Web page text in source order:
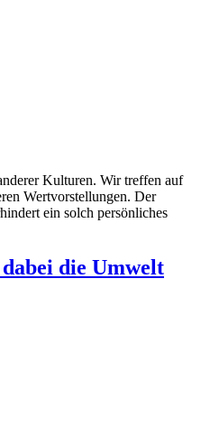
Kulturen. Wir treffen auf
Wertvorstellungen. Der
ein solch persönliches
die Umwelt